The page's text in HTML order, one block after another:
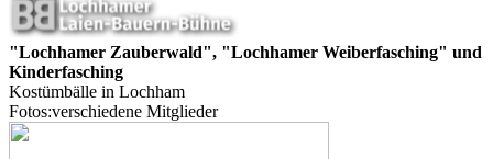
"Lochhamer Zauberwald", "Lochhamer Weiberfasching" und
Kinderfasching
Kostümbälle in Lochham
Fotos:verschiedene Mitglieder